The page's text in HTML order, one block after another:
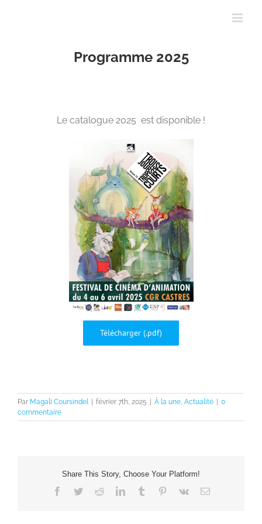
Programme 2025
Le catalogue 2025 est disponible !
Télécharger (.pdf)
Par Magali Coursindel février 7th, 2025 À la une, Actualité
0
commentaire
Share This Story, Choose Your Platform!
Facebook
TwitterRedditLinkedInTumblr Pinterest
Vk Email